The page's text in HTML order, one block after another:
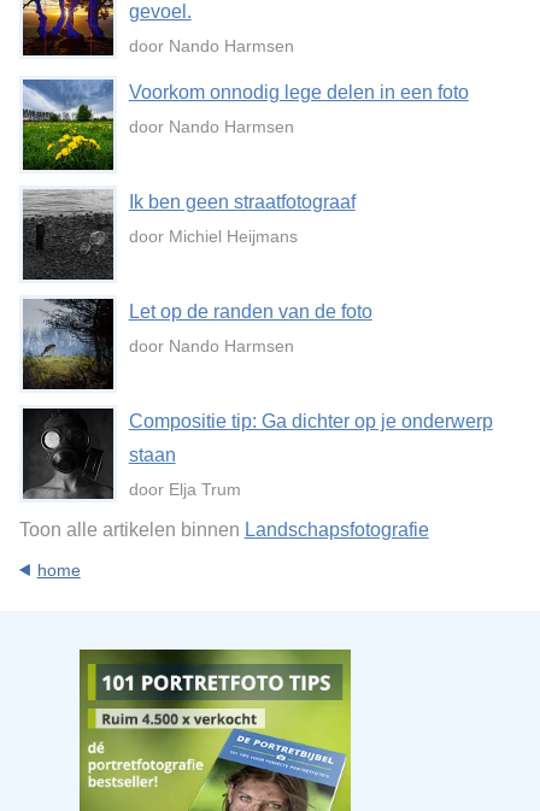
gevoel.
door Nando Harmsen
Voorkom onnodig lege delen in een foto
door Nando Harmsen
Ik ben geen straatfotograaf
door Michiel Heijmans
Let op de randen van de foto
door Nando Harmsen
Compositie tip: Ga dichter op je onderwerp
staan
door Elja Trum
Toon alle artikelen binnen Landschapsfotografie
home